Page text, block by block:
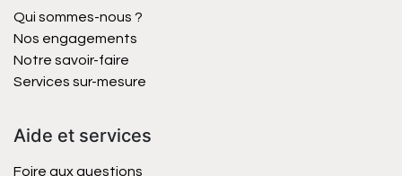
Qui sommes-nous ?
Nos engagements
Notre savoir-faire
Services sur-mesure
Aide et services
Foire aux questions